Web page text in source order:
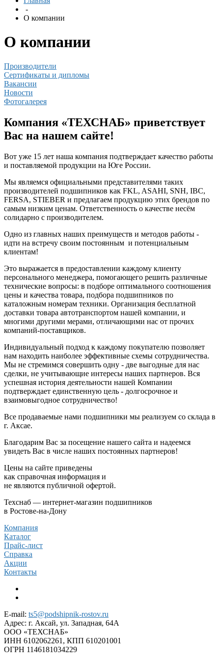
-
О компании
О компании
Производители
Сертификаты и дипломы
Вакансии
Новости
Фотогалерея
Компания «ТЕХСНАБ» приветствует
Вас на нашем сайте!
Вот уже 15 лет наша компания подтверждает качество работы
и поставляемой продукции на Юге России.
Мы являемся официальными представителями таких
производителей подшипников как FKL, ASAHI, SNH, IBC,
FERSA, STIEBER и предлагаем продукцию этих брендов по
самым низким ценам. Ответственность о качестве несём
солидарно с производителем.
Одно из главных наших преимуществ и методов работы -
идти на встречу своим постоянным и потенциальным
клиентам!
Это выражается в предоставлении каждому клиенту
персонального менеджера, помогающего решить различные
технические вопросы: в подборе оптимального соотношения
цены и качества товара, подбора подшипников по
каталожным номерам техники. Организация бесплатной
доставки товара автотранспортом нашей компании, и
многими другими мерами, отличающими нас от прочих
компаний-поставщиков.
Индивидуальный подход к каждому покупателю позволяет
нам находить наиболее эффективные схемы сотрудничества.
Мы не стремимся совершить одну - две выгодные для нас
сделки, не учитывающие интересы наших партнеров. Вся
успешная история деятельности нашей Компании
подтверждает единственную цель - долгосрочное и
взаимовыгодное сотрудничество!
Все продаваемые нами подшипники мы реализуем со склада в
г. Аксае.
Благодарим Вас за посещение нашего сайта и надеемся
увидеть Вас в числе наших постоянных партнеров!
Цены на сайте приведены
как справочная информация и
не являются публичной офертой.
Техснаб — интернет-магазин подшипников
в Ростове-на-Дону
Компания
Каталог
Прайс-лист
Справка
Акции
Контакты
E-mail: ts5@podshipnik-rostov.ru
Адрес: г. Аксай, ул. Западная, 64А
ООО «ТЕХСНАБ»
ИНН 6102062261, КПП 610201001
ОГРН 1146181034229